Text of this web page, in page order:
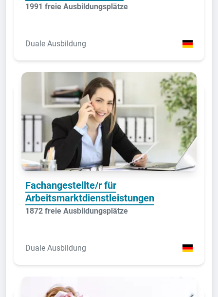
1991 freie Ausbildungsplätze
Duale Ausbildung
Fachangestellte/r für
Arbeitsmarktdienstleistungen
1872 freie Ausbildungsplätze
Duale Ausbildung